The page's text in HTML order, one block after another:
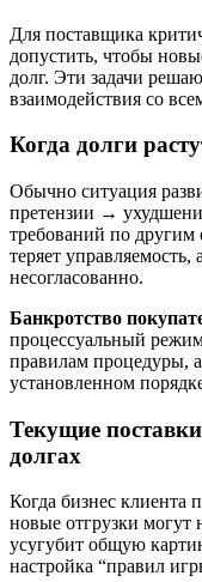
Для поставщика
допустить, чтобы
долг. Эти задачи
взаимодействия со
Когда долги
Обычно ситуация
претензии →
требований по другим
теряет
несогласованно.
Банкротство
процессуальный
правилам процедуры,
установленном
Текущие
долгах
Когда бизнес клиента
новые отгрузки могут
усугубит общую
настройка “правил